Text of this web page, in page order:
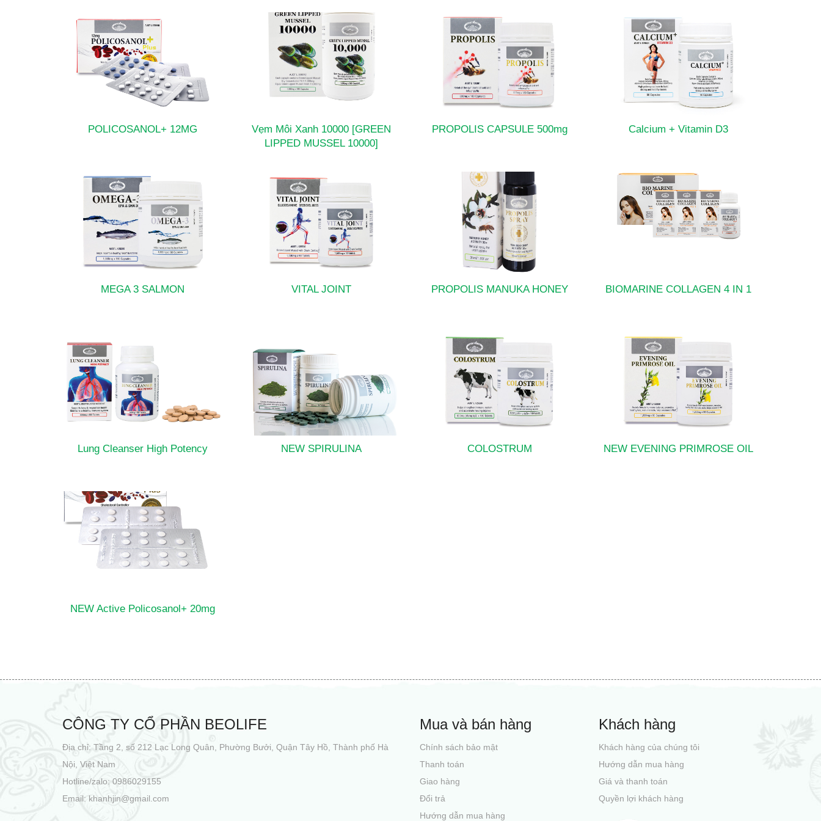
POLICOSANOL+ 12MG
Vẹm Môi Xanh 10000 [GREEN
LIPPED MUSSEL 10000]
PROPOLIS CAPSULE 500mg Calcium + Vitamin D3
MEGA 3 SALMON VITAL JOINT PROPOLIS MANUKA HONEY BIOMARINE COLLAGEN 4 IN 1
Lung Cleanser High Potency NEW SPIRULINA COLOSTRUM NEW EVENING PRIMROSE OIL
NEW Active Policosanol+ 20mg
CÔNG TY CỔ PHẦN BEOLIFE
Địa chỉ: Tầng 2, số 212 Lạc Long Quân, Phường Bưởi, Quận Tây Hồ, Thành phố Hà
Nội, Việt Nam
Hotline/zalo: 0986029155
Email: khanhjin@gmail.com
Mua và bán hàng
Chính sách bảo mật
Thanh toán
Giao hàng
Đổi trả
Hướng dẫn mua hàng
Khách hàng
Khách hàng của chúng tôi
Hướng dẫn mua hàng
Giá và thanh toán
Quyền lợi khách hàng